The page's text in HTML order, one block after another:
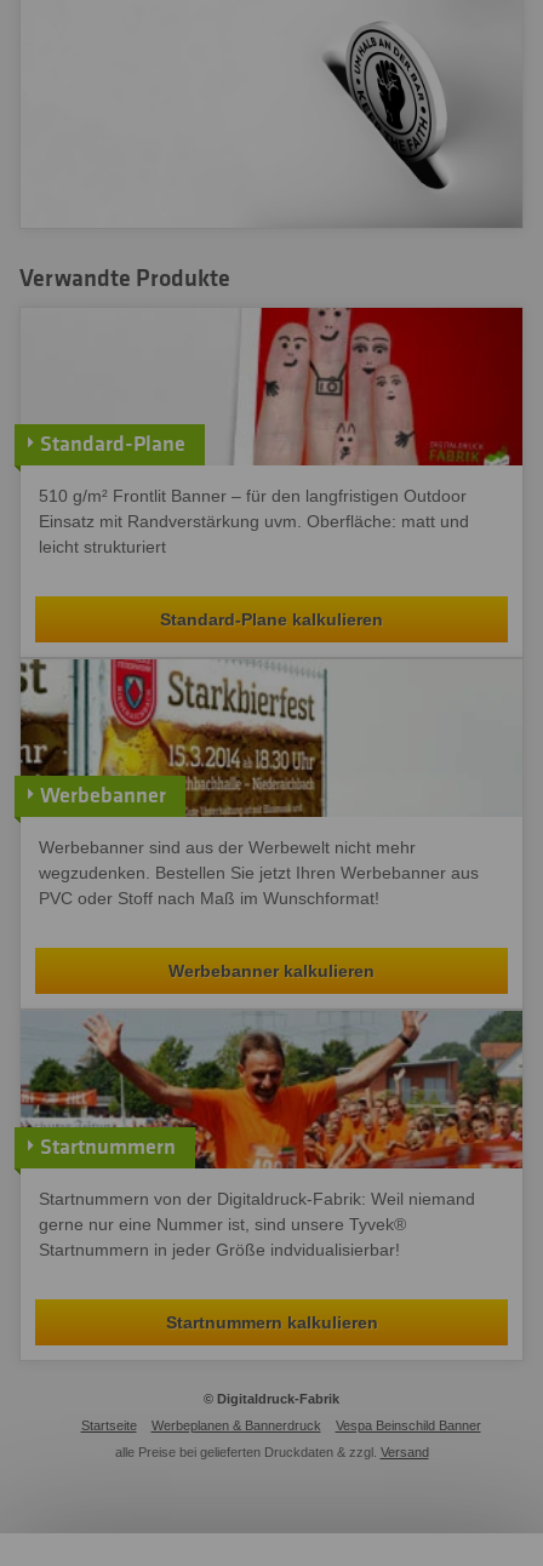
Verwandte Produkte
Standard-Plane
510 g/m² Frontlit Banner – für den langfristigen Outdoor
Einsatz mit Randverstärkung uvm. Oberfläche: matt und
leicht strukturiert
Standard-Plane kalkulieren
Werbebanner
Werbebanner sind aus der Werbewelt nicht mehr
wegzudenken. Bestellen Sie jetzt Ihren Werbebanner aus
PVC oder Stoff nach Maß im Wunschformat!
Werbebanner kalkulieren
Startnummern
Startnummern von der Digitaldruck-Fabrik: Weil niemand
gerne nur eine Nummer ist, sind unsere Tyvek®
Startnummern in jeder Größe indvidualisierbar!
Startnummern kalkulieren
© Digitaldruck-Fabrik
Startseite
Werbeplanen & Bannerdruck
Vespa Beinschild Banner
alle Preise bei gelieferten Druckdaten & zzgl. Versand